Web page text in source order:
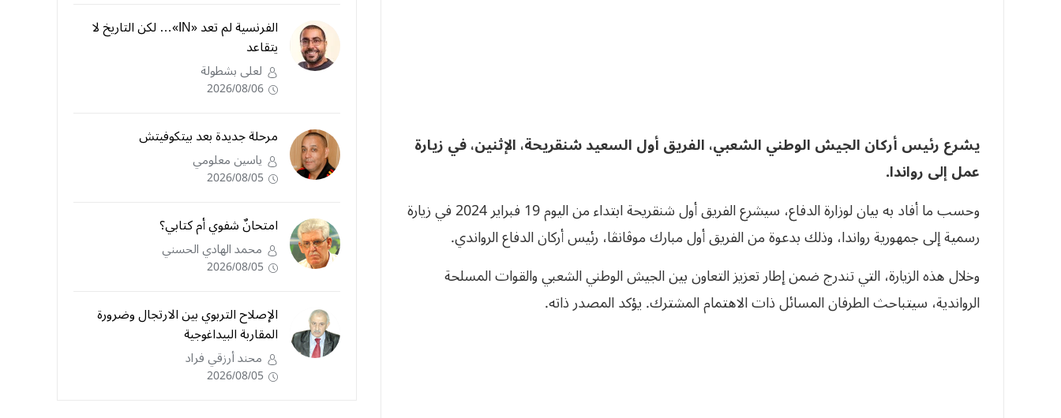
يشرع رئيس أركان الجيش الوطني الشعبي، الفريق أول السعيد شنقريحة، الإثنين، في زيارة
عمل إلى رواندا.
وحسب ما أفاد به بيان لوزارة الدفاع، سيشرع الفريق أول شنقريحة ابتداء من اليوم 19 فبراير 2024 في زيارة
رسمية إلى جمهورية رواندا، وذلك بدعوة من الفريق أول مبارك موڨانڨا، رئيس أركان الدفاع الرواندي.
وخلال هذه الزيارة، التي تندرج ضمن إطار تعزيز التعاون بين الجيش الوطني الشعبي والقوات المسلحة
الرواندية، سيتباحث الطرفان المسائل ذات الاهتمام المشترك. يؤكد المصدر ذاته.
الفرنسية لم تعد «IN»… لكن التاريخ لا
يتقاعد
لعلى بشطولة
2026/08/06
مرحلة جديدة بعد بيتكوفيتش
ياسين معلومي
2026/08/05
امتحانٌ شفوي أم كتابي؟
محمد الهادي الحسني
2026/08/05
الإصلاح التربوي بين الارتجال وضرورة
المقاربة البيداغوجية
محند أرزقي فراد
2026/08/05